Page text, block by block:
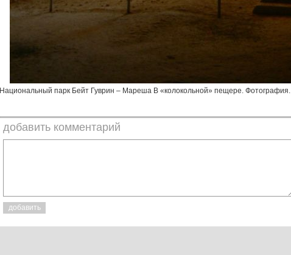
Национальный парк Бейт Гуврин – Мареша В «колокольной» пещере. Фотография.
добавить комментарий
добавить